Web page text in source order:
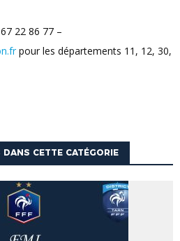
22 86 77 –
pour les départements 11, 12, 30,
CETTE CATÉGORIE